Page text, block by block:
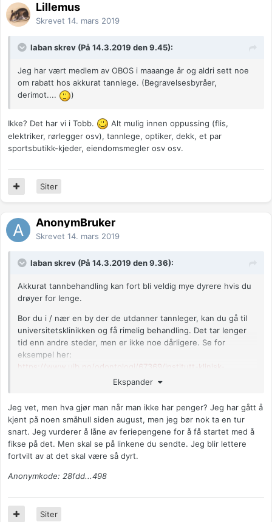
Lillemus
Skrevet 14. mars 2019
laban skrev (På 14.3.2019 den 9.45):
Jeg har vært medlem av OBOS i maaange år og aldri sett noe
om rabatt hos akkurat tannlege. (Begravelsesbyråer,
derimot....
)
Ikke? Det har vi i Tobb.
Alt mulig innen oppussing (flis,
elektriker, rørlegger osv), tannlege, optiker, dekk, et par
sportsbutikk-kjeder, eiendomsmegler osv osv.
Siter
AnonymBruker
Skrevet 14. mars 2019
laban skrev (På 14.3.2019 den 9.36):
Akkurat tannbehandling kan fort bli veldig mye dyrere hvis du
drøyer for lenge.
Bor du i / nær en by der de utdanner tannleger, kan du gå til
universitetsklinikken og få rimelig behandling. Det tar lenger
tid enn andre steder, men er ikke noe dårligere. Se for
eksempel her:
https://www.uib.no/odontologi/67369/institutt-klinisk-
Ellers er det vel noen litt rimeligere kjeder som har startet opp
i Norge i de siste årene, så du kan spare penger på å sjekke
prisene på forhånd.
Ekspander
Jeg vet, men hva gjør man når man ikke har penger? Jeg har gått å
kjent på noen småhull siden august, men jeg bør nok ta en tur
snart. Jeg vurderer å låne av feriepengene for å få startet med å
fikse på det. Men skal se på linkene du sendte. Jeg blir lettere
fortvilt av at det skal være så dyrt.
Anonymkode: 28fdd...498
Siter